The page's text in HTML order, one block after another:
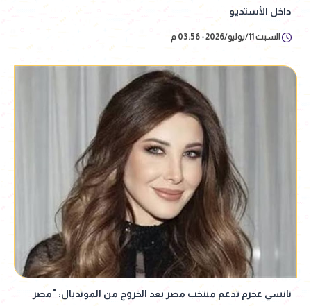
داخل الأستديو
السبت 11/يوليو/2026 - 03:56 م
نانسي عجرم تدعم منتخب مصر بعد الخروج من المونديال: "مصر